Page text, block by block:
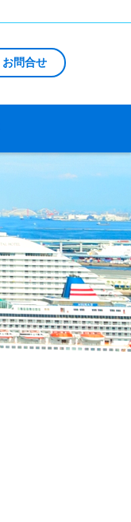
お問合せ